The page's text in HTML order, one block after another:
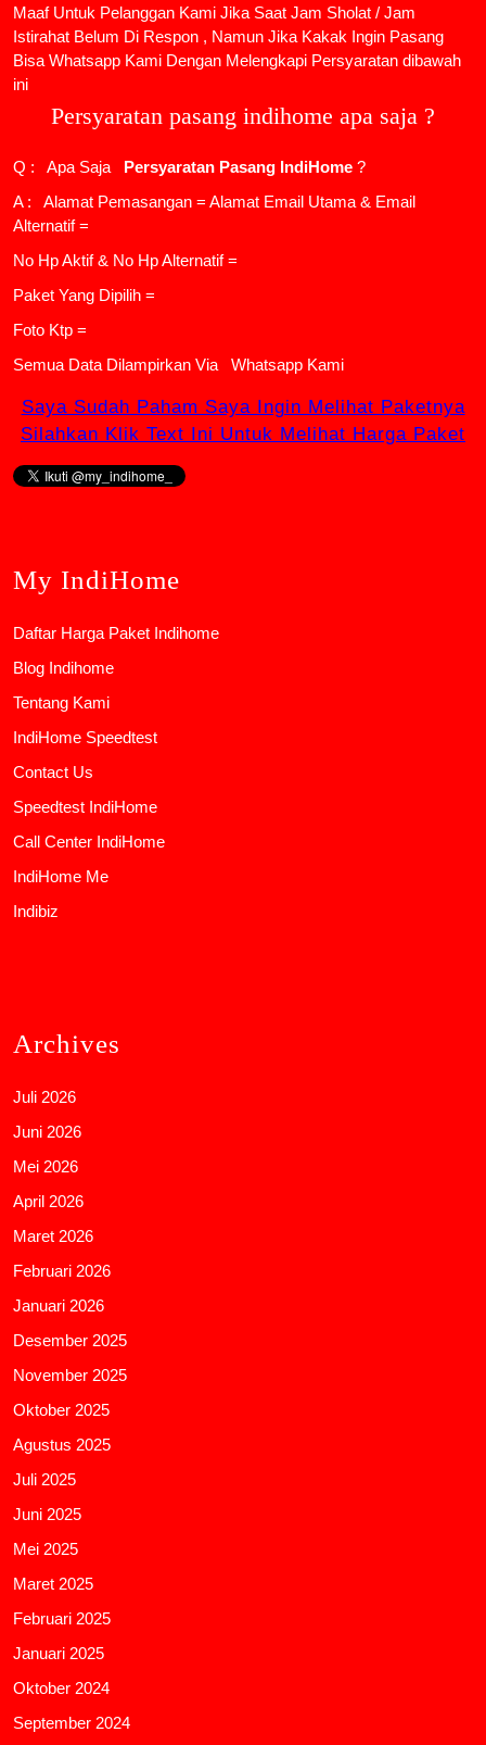
Maaf Untuk Pelanggan Kami Jika Saat Jam Sholat / Jam
Istirahat Belum Di Respon , Namun Jika Kakak Ingin Pasang
Bisa Whatsapp Kami Dengan Melengkapi Persyaratan dibawah
ini
Persyaratan pasang indihome apa saja ?
Q : Apa Saja Persyaratan Pasang IndiHome ?
A : Alamat Pemasangan = Alamat Email Utama & Email
Alternatif =
No Hp Aktif & No Hp Alternatif =
Paket Yang Dipilih =
Foto Ktp =
Semua Data Dilampirkan Via
Whatsapp Kami
Saya Sudah Paham Saya Ingin Melihat Paketnya
Silahkan Klik Text Ini Untuk Melihat Harga Paket
My IndiHome
Daftar Harga Paket Indihome
Blog Indihome
Tentang Kami
IndiHome Speedtest
Contact Us
Speedtest IndiHome
Call Center IndiHome
IndiHome Me
Indibiz
Archives
Juli 2026
Juni 2026
Mei 2026
April 2026
Maret 2026
Februari 2026
Januari 2026
Desember 2025
November 2025
Oktober 2025
Agustus 2025
Juli 2025
Juni 2025
Mei 2025
Maret 2025
Februari 2025
Januari 2025
Oktober 2024
September 2024